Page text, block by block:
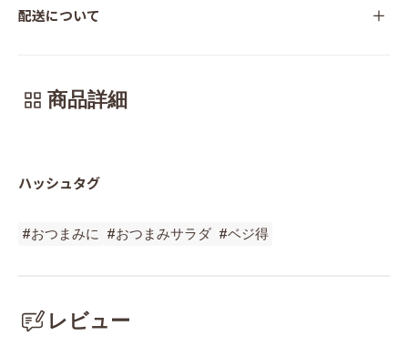
配送について
商品詳細
ハッシュタグ
#おつまみに #おつまみサラダ #ベジ得
レビュー